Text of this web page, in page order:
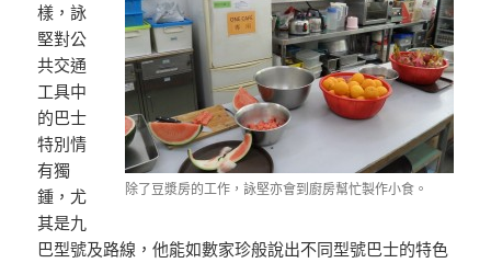
除了豆漿房的工作，詠堅亦會到廚房幫忙製作小食。
樣，詠
堅對公
共交通
工具中
的巴士
特別情
有獨
鍾，尤
其是九
巴型號及路線，他能如數家珍般說出不同型號巴士的特色